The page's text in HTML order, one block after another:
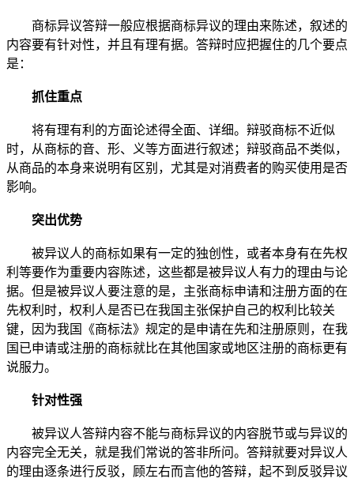
商标异议答辩一般应根据商标异议的理由来陈述，叙述的
内容要有针对性，并且有理有据。答辩时应把握住的几个要点
是：
抓住重点
将有理有利的方面论述得全面、详细。辩驳商标不近似
时，从商标的音、形、义等方面进行叙述；辩驳商品不类似，
从商品的本身来说明有区别，尤其是对消费者的购买使用是否
影响。
突出优势
被异议人的商标如果有一定的独创性，或者本身有在先权
利等要作为重要内容陈述，这些都是被异议人有力的理由与论
据。但是被异议人要注意的是，主张商标申请和注册方面的在
先权利时，权利人是否已在我国主张保护自己的权利比较关
键，因为我国《商标法》规定的是申请在先和注册原则，在我
国已申请或注册的商标就比在其他国家或地区注册的商标更有
说服力。
针对性强
被异议人答辩内容不能与商标异议的内容脱节或与异议的
内容完全无关，就是我们常说的答非所问。答辩就要对异议人
的理由逐条进行反驳，顾左右而言他的答辩，起不到反驳异议